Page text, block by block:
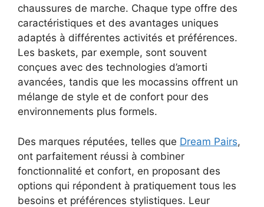
chaussures de marche. Chaque type offre des
caractéristiques et des avantages uniques
adaptés à différentes activités et préférences.
Les baskets, par exemple, sont souvent
conçues avec des technologies d’amorti
avancées, tandis que les mocassins offrent un
mélange de style et de confort pour des
environnements plus formels.
Des marques réputées, telles que Dream Pairs,
ont parfaitement réussi à combiner
fonctionnalité et confort, en proposant des
options qui répondent à pratiquement tous les
besoins et préférences stylistiques. Leur